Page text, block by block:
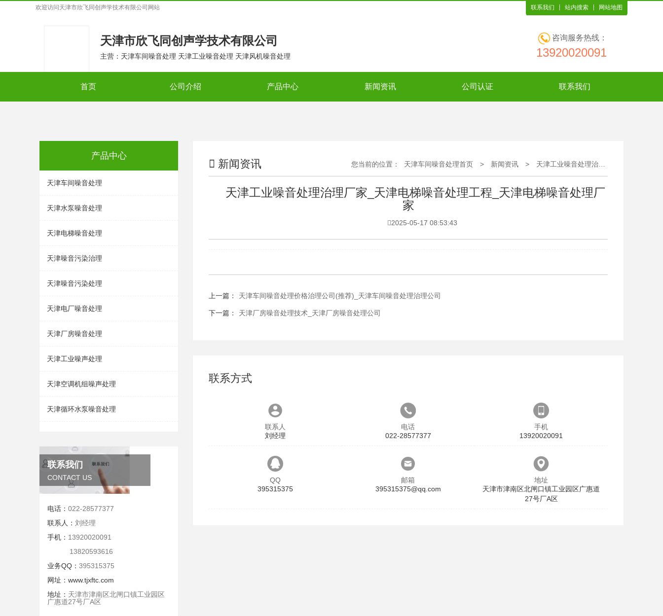
欢迎访问 天津市欣飞同创声学技术有限公司 网站 联系我们 站内搜索 网站地图
space
天津市欣飞同创声学技术有限公司
主营：天津车间噪音处理 天津工业噪音处理 天津风机噪音处理
咨询服务热线：
13920020091
首页 公司介绍 产品中心 新闻资讯 公司认证 联系我们
产品中心
天津车间噪音处理
天津水泵噪音处理
天津电梯噪音处理
天津噪音污染治理
天津噪音污染处理
天津电厂噪音处理
天津厂房噪音处理
天津工业噪声处理
天津空调机组噪声处理
天津循环水泵噪音处理
联系我们
CONTACT US
电话： 022-28577377
联系人： 刘经理
手机： 13920020091
13820593616
业务QQ： 395315375
网址： www.tjxftc.com
地址： 天津市津南区北闸口镇工业园区
广惠道27号厂A区
新闻资讯 您当前的位置： 天津车间噪音处理首页 > 新闻资讯 > 天津工业噪音处理治理厂家_天津电梯噪音处理工程_天津电梯噪音处理厂家
天津工业噪音处理治理厂家_天津电梯噪音处理工程_天津电梯噪音处理厂
家
2025-05-17 08:53:43
上一篇： 天津车间噪音处理价格治理公司(推荐)_天津车间噪音处理治理公司
下一篇： 天津厂房噪音处理技术_天津厂房噪音处理公司
联系方式
联系人
刘经理
电话
022-28577377
手机
13920020091
QQ
395315375
邮箱
395315375@qq.com
地址
天津市津南区北闸口镇工业园区广惠道
27号厂A区